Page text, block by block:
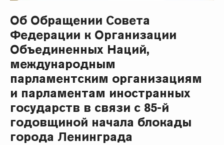
Об Обращении Совета
Федерации к Организации
Объединенных Наций,
международным
парламентским организациям
и парламентам иностранных
государств в связи с 85-й
годовщиной начала блокады
города Ленинграда